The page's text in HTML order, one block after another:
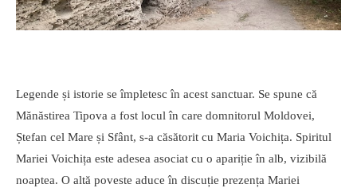
Legende și istorie se împletesc în acest sanctuar. Se spune că
Mănăstirea Tipova a fost locul în care domnitorul Moldovei,
Ștefan cel Mare și Sfânt, s-a căsătorit cu Maria Voichița. Spiritul
Mariei Voichița este adesea asociat cu o apariție în alb, vizibilă
noaptea. O altă poveste aduce în discuție prezența Mariei